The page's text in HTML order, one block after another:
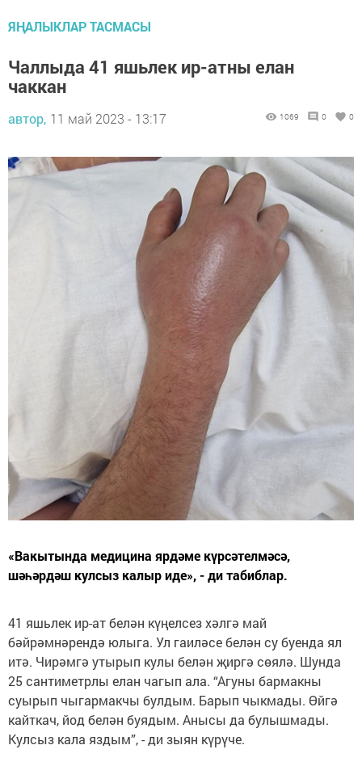
ЯҢАЛЫКЛАР ТАСМАСЫ
Чаллыда 41 яшьлек ир-атны елан
чаккан
автор, 11 май 2023 - 13:17 1069 0 0
«Вакытында медицина ярдәме күрсәтелмәсә,
шәһәрдәш кулсыз калыр иде», - ди табиблар.
41 яшьлек ир-ат белән күңелсез хәлгә май
бәйрәмнәрендә юлыга. Ул гаиләсе белән су буенда ял
итә. Чирәмгә утырып кулы белән җиргә сөялә. Шунда
25 сантиметрлы елан чагып ала. “Агуны бармакны
суырып чыгармакчы булдым. Барып чыкмады. Өйгә
кайткач, йод белән буядым. Анысы да булышмады.
Кулсыз кала яздым”, - ди зыян күрүче.